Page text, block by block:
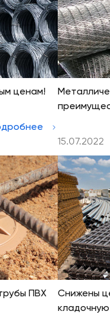
ценам!
15.07.2022
ПВХ
Снижены
кладочную